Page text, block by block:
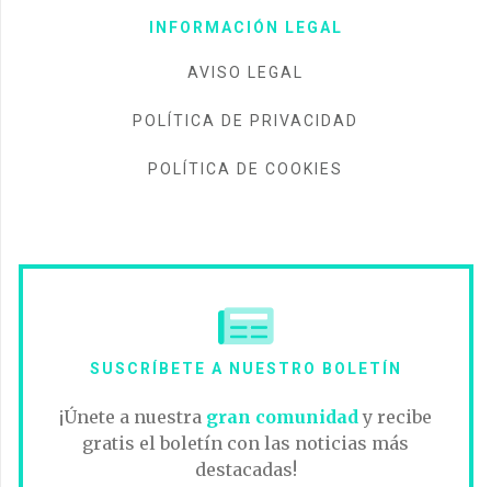
INFORMACIÓN LEGAL
AVISO LEGAL
POLÍTICA DE PRIVACIDAD
POLÍTICA DE COOKIES
SUSCRÍBETE A NUESTRO BOLETÍN
¡Únete a nuestra gran comunidady recibe
gratis el boletín con las noticias más
destacadas!